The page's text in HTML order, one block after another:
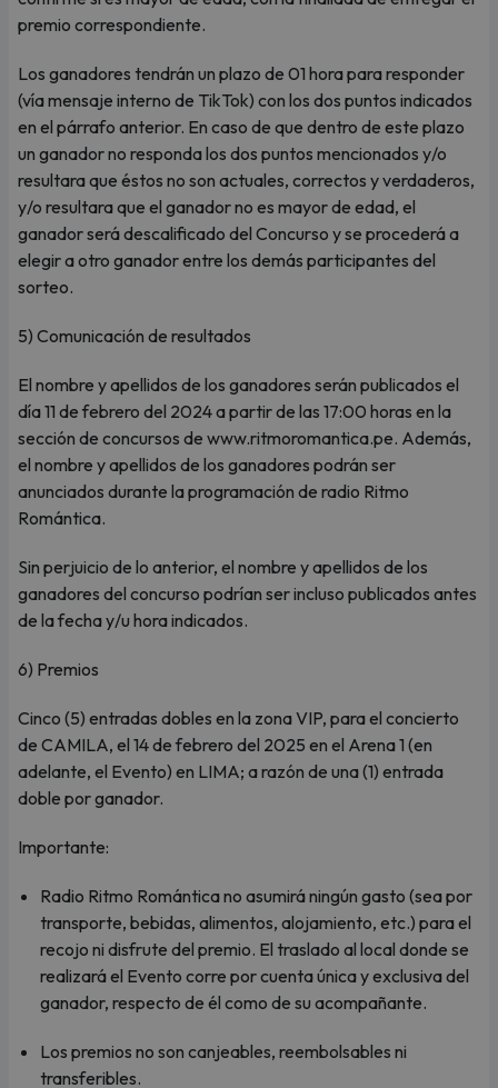
premio correspondiente.
Los ganadores tendrán un plazo de 01 hora para responder
(vía mensaje interno de TikTok) con los dos puntos indicados
en el párrafo anterior. En caso de que dentro de este plazo
un ganador no responda los dos puntos mencionados y/o
resultara que éstos no son actuales, correctos y verdaderos,
y/o resultara que el ganador no es mayor de edad, el
ganador será descalificado del Concurso y se procederá a
elegir a otro ganador entre los demás participantes del
sorteo.
5) Comunicación de resultados
El nombre y apellidos de los ganadores serán publicados el
día 11 de febrero del 2024 a partir de las 17:00 horas en la
sección de concursos de www.ritmoromantica.pe. Además,
el nombre y apellidos de los ganadores podrán ser
anunciados durante la programación de radio Ritmo
Romántica.
Sin perjuicio de lo anterior, el nombre y apellidos de los
ganadores del concurso podrían ser incluso publicados antes
de la fecha y/u hora indicados.
6) Premios
Cinco (5) entradas dobles en la zona VIP, para el concierto
de CAMILA, el 14 de febrero del 2025 en el Arena 1 (en
adelante, el Evento) en LIMA; a razón de una (1) entrada
doble por ganador.
Importante:
Radio Ritmo Romántica no asumirá ningún gasto (sea por
transporte, bebidas, alimentos, alojamiento, etc.) para el
recojo ni disfrute del premio. El traslado al local donde se
realizará el Evento corre por cuenta única y exclusiva del
ganador, respecto de él como de su acompañante.
Los premios no son canjeables, reembolsables ni
transferibles.